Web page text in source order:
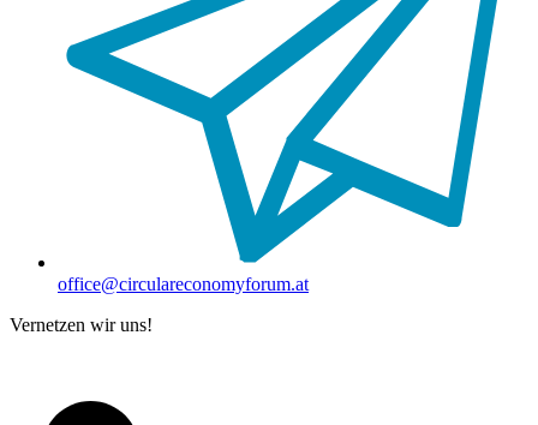
office@circulareconomyforum.at
Vernetzen wir uns!